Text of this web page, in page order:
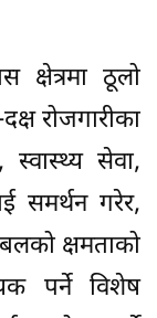
ठूलो
रोजगारीका
स्वास्थ्य सेवा,
समर्थन गरेर,
क्षमताको
पर्ने विशेष